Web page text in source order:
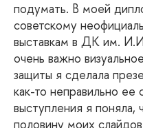
подумать. В моей
советскому
выставкам в ДК им.
очень важно
защиты я сделала
как-то неправильно
выступления я поняла,
половину моих